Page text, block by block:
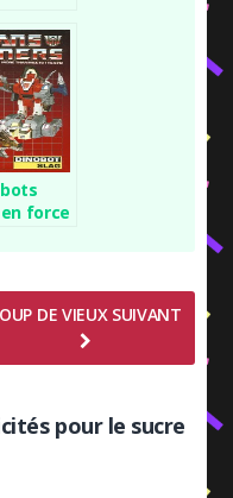
force
DE VIEUX SUIVANT
pour le sucre